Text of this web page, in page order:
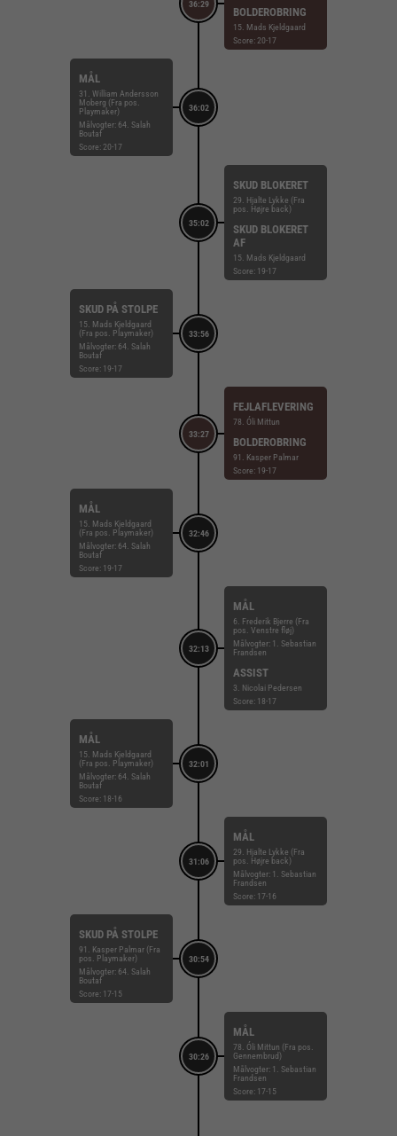
36:29
BOLDEROBRING
15. Mads Kjeldgaard
Score: 20-17
36:02
MÅL
31. William Andersson
Moberg (Fra pos.
Playmaker)
Målvogter: 64. Salah
Boutaf
Score: 20-17
35:02
SKUD BLOKERET
29. Hjalte Lykke (Fra
pos. Højre back)
SKUD BLOKERET
AF
15. Mads Kjeldgaard
Score: 19-17
33:56
SKUD PÅ STOLPE
15. Mads Kjeldgaard
(Fra pos. Playmaker)
Målvogter: 64. Salah
Boutaf
Score: 19-17
33:27
FEJLAFLEVERING
78. Óli Mittun
BOLDEROBRING
91. Kasper Palmar
Score: 19-17
32:46
MÅL
15. Mads Kjeldgaard
(Fra pos. Playmaker)
Målvogter: 64. Salah
Boutaf
Score: 19-17
32:13
MÅL
6. Frederik Bjerre (Fra
pos. Venstre fløj)
Målvogter: 1. Sebastian
Frandsen
ASSIST
3. Nicolai Pedersen
Score: 18-17
32:01
MÅL
15. Mads Kjeldgaard
(Fra pos. Playmaker)
Målvogter: 64. Salah
Boutaf
Score: 18-16
31:06
MÅL
29. Hjalte Lykke (Fra
pos. Højre back)
Målvogter: 1. Sebastian
Frandsen
Score: 17-16
30:54
SKUD PÅ STOLPE
91. Kasper Palmar (Fra
pos. Playmaker)
Målvogter: 64. Salah
Boutaf
Score: 17-15
30:26
MÅL
78. Óli Mittun (Fra pos.
Gennembrud)
Målvogter: 1. Sebastian
Frandsen
Score: 17-15